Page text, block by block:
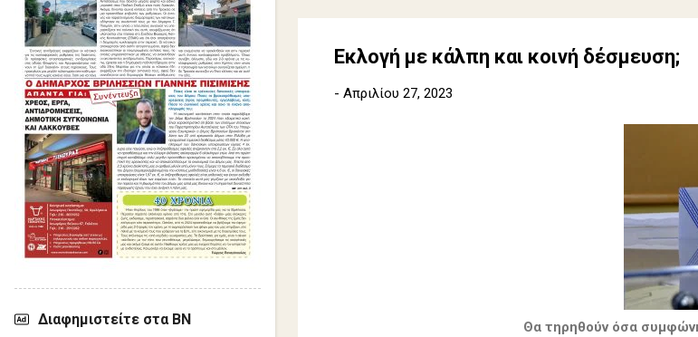
Εκλογή με κάλπη και κοινή δέσμευση;
- Απριλίου 27, 2023
Θα τηρηθούν όσα
Διαφημιστείτε στα ΒΝ